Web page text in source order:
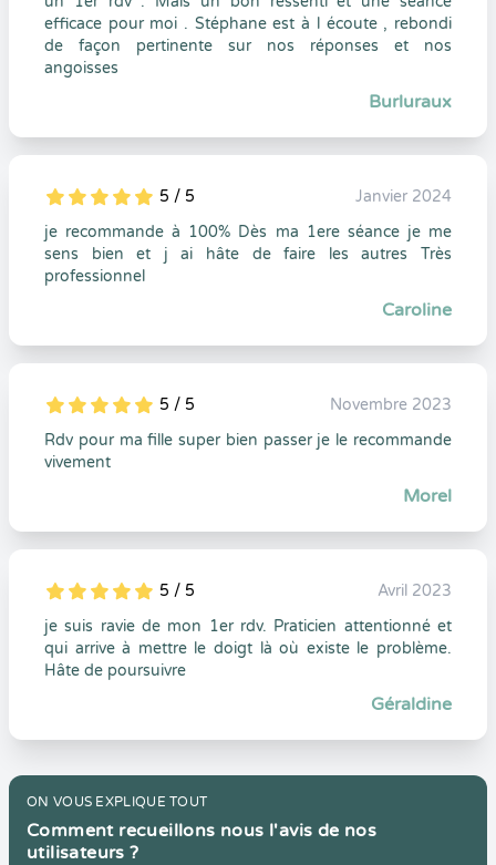
efficace pour moi . Stéphane est à l écoute , rebondi
de façon pertinente sur nos réponses et nos
angoisses
Burluraux
5
1
5
0 5 / 5
Janvier 2024
je recommande à 100% Dès ma 1ere séance je me
sens bien et j ai hâte de faire les autres Très
professionnel
Caroline
5
1
5
0 5 / 5
Novembre 2023
Rdv pour ma fille super bien passer je le recommande
vivement
Morel
5
1
5
0 5 / 5
Avril 2023
je suis ravie de mon 1er rdv. Praticien attentionné et
qui arrive à mettre le doigt là où existe le problème.
Hâte de poursuivre
Géraldine
ON VOUS EXPLIQUE TOUT
Comment recueillons nous l'avis de nos
utilisateurs ?